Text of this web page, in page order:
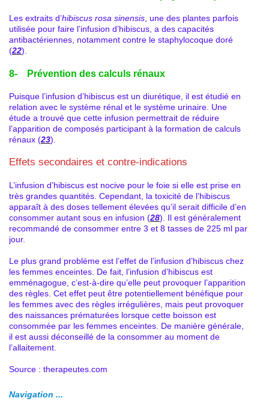
Les extraits d’hibiscus rosa sinensis , une des plantes parfois
utilisée pour faire l’infusion d’hibiscus, a des capacités
antibactériennes, notamment contre le staphylocoque doré
(22).
8- Prévention des calculs rénaux
Puisque l’infusion d’hibiscus est un diurétique, il est étudié en
relation avec le système rénal et le système urinaire. Une
étude a trouvé que cette infusion permettrait de réduire
l’apparition de composés participant à la formation de calculs
rénaux (23).
Effets secondaires et contre-indications
L’infusion d’hibiscus est nocive pour le foie si elle est prise en
très grandes quantités. Cependant, la toxicité de l’hibiscus
apparaît à des doses tellement élevées qu’il serait difficile d’en
consommer autant sous en infusion (28). Il est généralement
recommandé de consommer entre 3 et 8 tasses de 225 ml par
jour.
Le plus grand problème est l’effet de l’infusion d’hibiscus chez
les femmes enceintes. De fait, l’infusion d’hibiscus est
emménagogue, c’est-à-dire qu’elle peut provoquer l’apparition
des règles. Cet effet peut être potentiellement bénéfique pour
les femmes avec des règles irrégulières, mais peut provoquer
des naissances prématurées lorsque cette boisson est
consommée par les femmes enceintes. De manière générale,
il est aussi déconseillé de la consommer au moment de
l’allaitement.
Source : therapeutes.com
Navigation ...